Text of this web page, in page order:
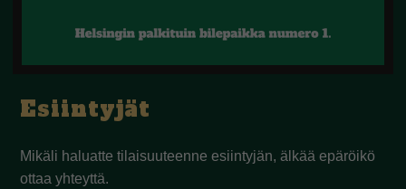
Esiintyjät
Mikäli haluatte tilaisuuteenne esiintyjän, älkää epäröikö
ottaa yhteyttä.